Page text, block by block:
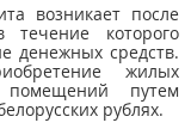
возникает после
течение которого
денежных средств.
жилых
помещений путем
рублях.